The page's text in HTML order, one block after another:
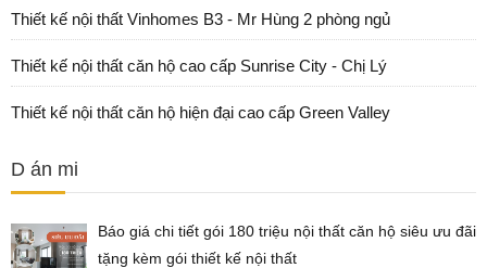
Thiết kế nội thất Vinhomes B3 - Mr Hùng 2 phòng ngủ
Thiết kế nội thất căn hộ cao cấp Sunrise City - Chị Lý
Thiết kế nội thất căn hộ hiện đại cao cấp Green Valley
D án mi
Báo giá chi tiết gói 180 triệu nội thất căn hộ siêu ưu đãi
tặng kèm gói thiết kế nội thất